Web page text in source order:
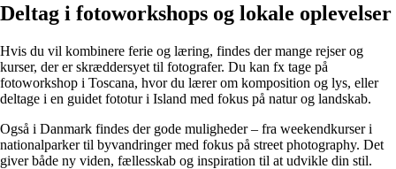
Deltag i fotoworkshops og lokale oplevelser
Hvis du vil kombinere ferie og læring, findes der mange rejser og
kurser, der er skræddersyet til fotografer. Du kan fx tage på
fotoworkshop i Toscana, hvor du lærer om komposition og lys, eller
deltage i en guidet fototur i Island med fokus på natur og landskab.
Også i Danmark findes der gode muligheder – fra weekendkurser i
nationalparker til byvandringer med fokus på street photography. Det
giver både ny viden, fællesskab og inspiration til at udvikle din stil.